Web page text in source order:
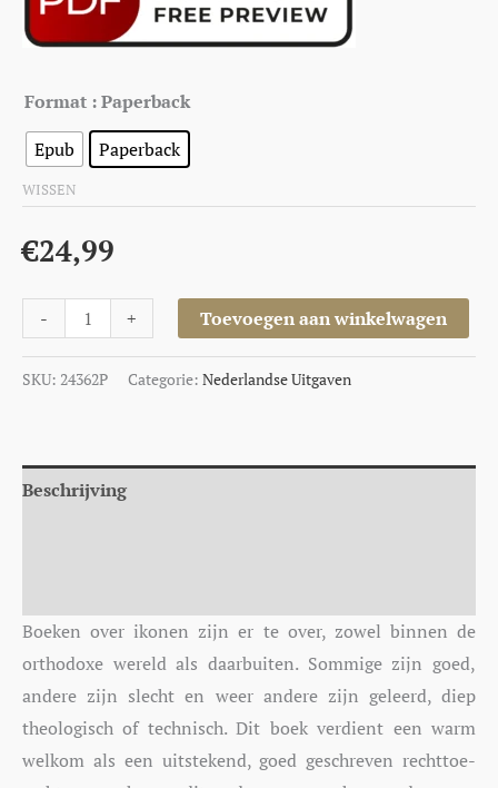
Format : Paperback
Epub
Paperback
WISSEN
€24,99
- + Toevoegen aan winkelwagen
SKU: 24362P Categorie: Nederlandse Uitgaven
Beschrijving
Boeken over ikonen zijn er te over, zowel binnen de
orthodoxe wereld als daarbuiten. Sommige zijn goed,
andere zijn slecht en weer andere zijn geleerd, diep
theologisch of technisch. Dit boek verdient een warm
welkom als een uitstekend, goed geschreven rechttoe-